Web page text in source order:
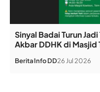
Sinyal Badai Turun
Akbar DDHK di Masjid
BeritaInfo DD26 Jul 2026